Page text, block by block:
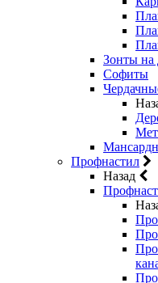
Зонты на
Софиты
Профнастил
Назад